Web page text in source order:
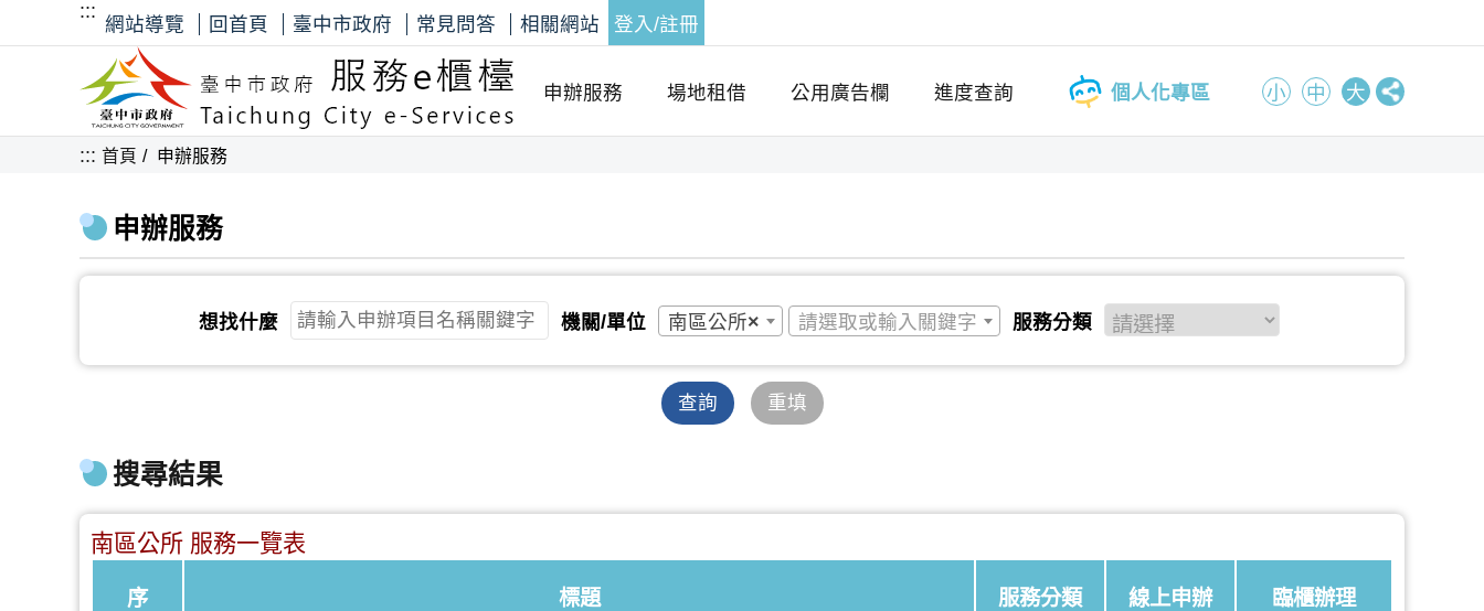
:::
網站導覽 回首頁 臺中市政府 常見問答 相關網站 登入/註冊
申辦服務 場地租借 公用廣告欄 進度查詢 個人化專區 小 中 大
::: 首頁 申辦服務
申辦服務
想找什麼 機關/單位 ×
南區公所 請選取或輸入關鍵字 服務分類
查詢 重填
搜尋結果
南區公所 服務一覽表
序 標題 服務分類 線上申辦 臨櫃辦理